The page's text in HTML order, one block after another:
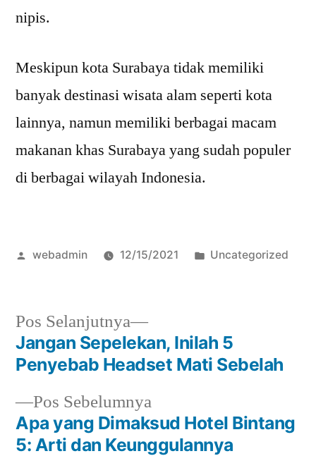
nipis.
Meskipun kota Surabaya tidak memiliki
banyak destinasi wisata alam seperti kota
lainnya, namun memiliki berbagai macam
makanan khas Surabaya yang sudah populer
di berbagai wilayah Indonesia.
Posted
webadmin 12/15/2021
Posted
Uncategorized
Navigasi
posPos SebelumnyaPrevious
post:
Apa yang Dimaksud Hotel Bintang
5: Arti dan Keunggulannya
Pos Selanjutnya
Next
post:
Jangan Sepelekan, Inilah 5
Penyebab Headset Mati Sebelah